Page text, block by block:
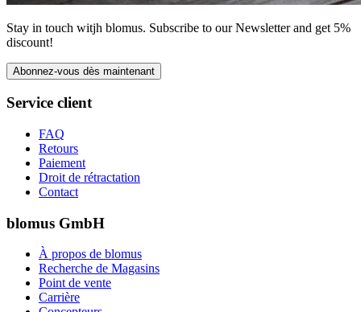
Stay in touch witjh blomus. Subscribe to our Newsletter and get 5%
discount!
Abonnez-vous dès maintenant
Service client
FAQ
Retours
Paiement
Droit de rétractation
Contact
blomus GmbH
À propos de blomus
Recherche de Magasins
Point de vente
Carrière